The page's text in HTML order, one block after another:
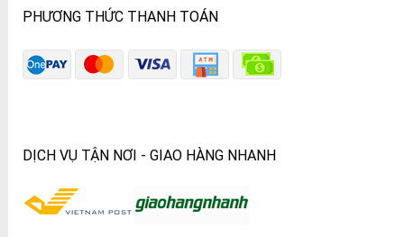
PHƯƠNG THỨC THANH TOÁN
DỊCH VỤ TẬN NƠI - GIAO HÀNG NHANH